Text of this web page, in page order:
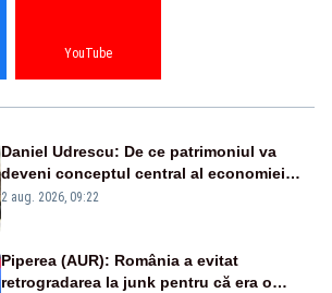
YouTube
Daniel Udrescu: De ce patrimoniul va
deveni conceptul central al economiei
viitoare?
2 aug. 2026, 09:22
Piperea (AUR): România a evitat
retrogradarea la junk pentru că era o